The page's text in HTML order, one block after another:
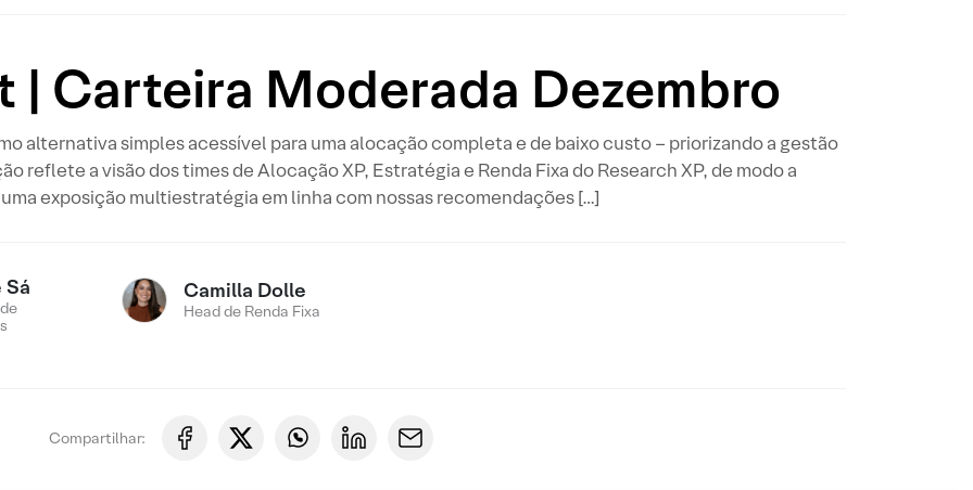
| Carteira Moderada Dezembro
alternativa simples acessível para uma alocação completa e de baixo custo – priorizando a gestão
reflete a visão dos times de Alocação XP, Estratégia e Renda Fixa do Research XP, de modo a
exposição multiestratégia em linha com nossas recomendações […]
Sá Camilla Dolle
Head de Renda Fixa
Compartilhar: